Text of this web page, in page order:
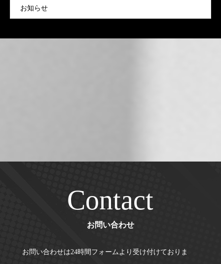
お知らせ
Contact
お問い合わせ
お問い合わせは24時間フォームより受け付けておりま